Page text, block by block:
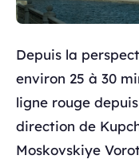
Depuis la
environ 25 à 30
ligne rouge
direction de
Moskovskiye